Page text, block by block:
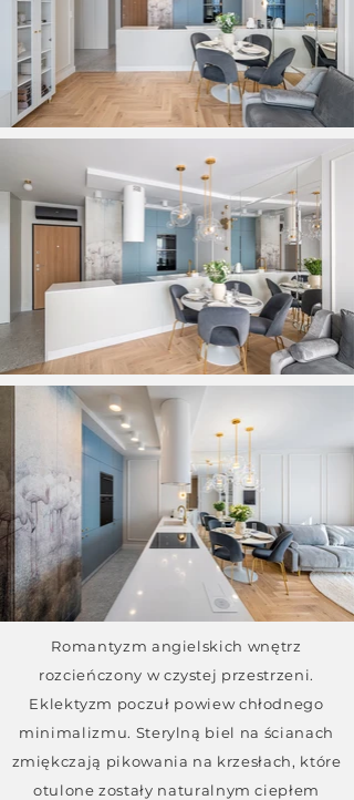
Romantyzm angielskich wnętrz
rozcieńczony w czystej przestrzeni.
Eklektyzm poczuł powiew chłodnego
minimalizmu. Sterylną biel na ścianach
zmiękczają pikowania na krzesłach, które
otulone zostały naturalnym ciepłem